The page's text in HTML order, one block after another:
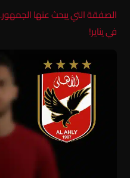
الصفقة التي يبحث عنها
في يناير!